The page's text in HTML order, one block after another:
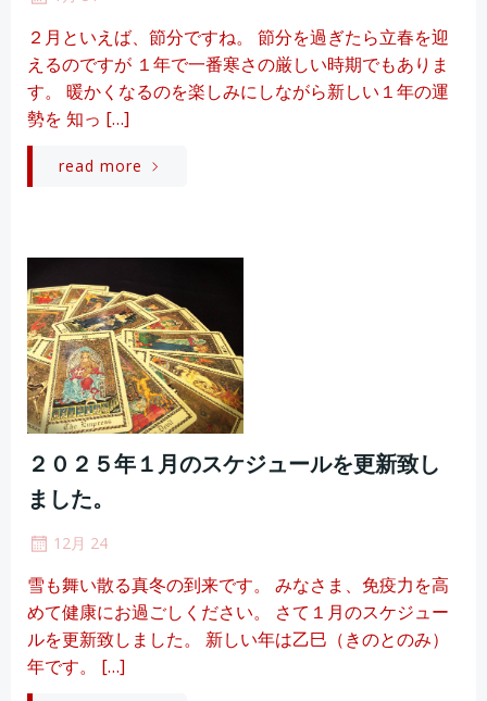
２月といえば、節分ですね。 節分を過ぎたら立春を迎
えるのですが １年で一番寒さの厳しい時期でもありま
す。 暖かくなるのを楽しみにしながら新しい１年の運
勢を 知っ […]
read more
２０２５年１月のスケジュールを更新致し
ました。
12月 24
雪も舞い散る真冬の到来です。 みなさま、免疫力を高
めて健康にお過ごしください。 さて１月のスケジュー
ルを更新致しました。 新しい年は乙巳（きのとのみ）
年です。 […]